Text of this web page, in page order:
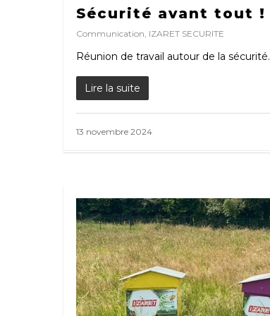
Sécurité avant tout !
Communication IZARET SECURITE
Réunion de travail autour de la sécurité.
Lire la suite
13 novembre 2024